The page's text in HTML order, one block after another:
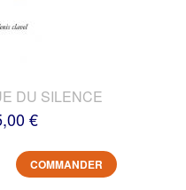
DU SILENCE
€
COMMANDER